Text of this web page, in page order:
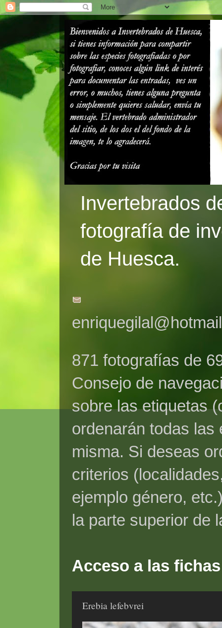
Invertebrados
fotografía de
de Huesca.
871 fotografías de
Consejo de
sobre las etiquetas
ordenarán todas las
misma. Si deseas
criterios
ejemplo género,
la parte superior de
Acceso a las
Erebia lefebvrei